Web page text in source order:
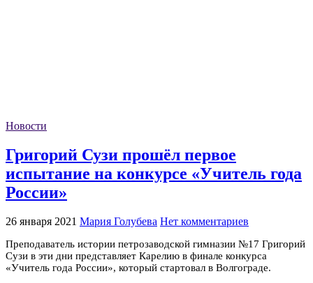
Новости
Григорий Сузи прошёл первое
испытание на конкурсе «Учитель года
России»
26 января 2021 Мария Голубева Нет комментариев
Преподаватель истории петрозаводской гимназии №17 Григорий
Сузи в эти дни представляет Карелию в финале конкурса
«Учитель года России», который стартовал в Волгограде.